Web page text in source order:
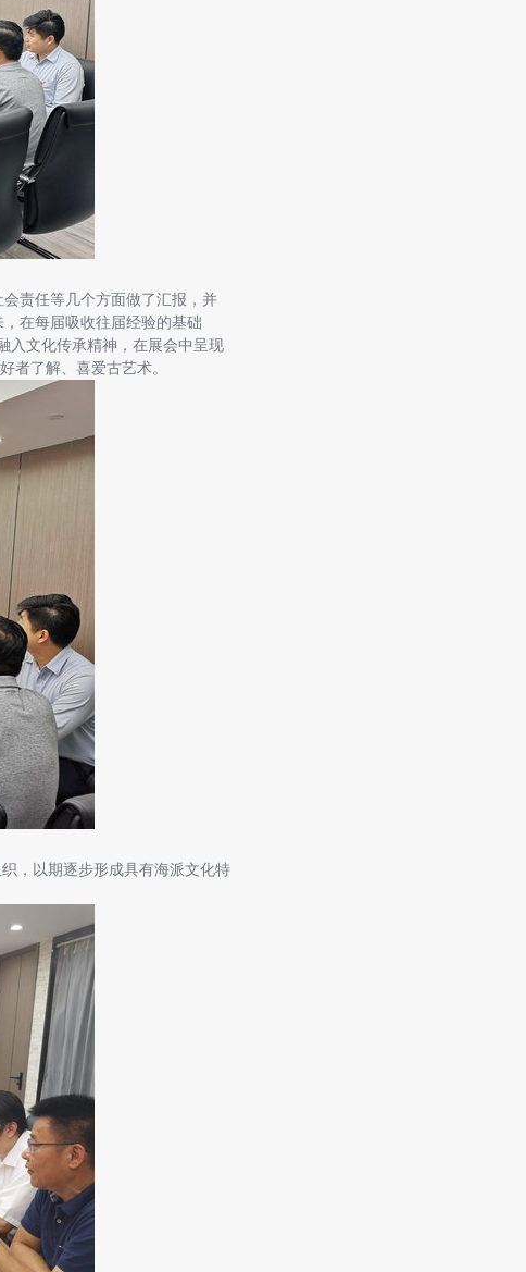
责任等几个方面做了汇报，并
在每届吸收往届经验的基础
入文化传承精神，在展会中呈现
者了解、喜爱古艺术。
，以期逐步形成具有海派文化特